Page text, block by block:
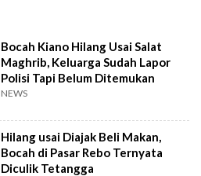
Bocah Kiano Hilang Usai Salat
Maghrib, Keluarga Sudah Lapor
Polisi Tapi Belum Ditemukan
NEWS
Hilang usai Diajak Beli Makan,
Bocah di Pasar Rebo Ternyata
Diculik Tetangga